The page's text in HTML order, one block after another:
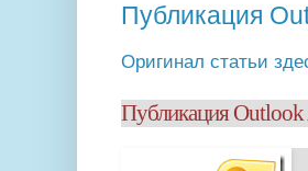
Публикация
Оригинал статьи
Публикация